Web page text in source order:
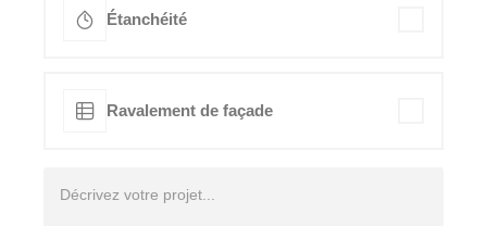
Étanchéité
Ravalement de façade